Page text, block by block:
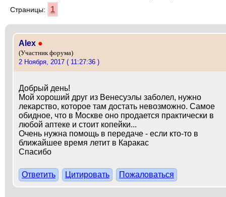
Страницы: 1
Alex ●
(Участник форума)
2 Ноября, 2017 ( 11:27:36 )
Добрый день!
Мой хороший друг из Венесуэлы заболел, нужно
лекарство, которое там достать невозможно. Самое
обидное, что в Москве оно продается практически в
любой аптеке и стоит копейки...
Очень нужна помощь в передаче - если кто-то в
ближайшее время летит в Каракас
Спасибо
Ответить Цитировать Пожаловаться